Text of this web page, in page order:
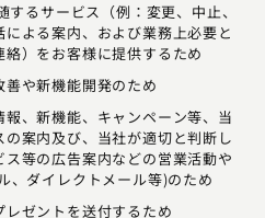
るサービス（例：変更、中止、
よる案内、および業務上必要と
）をお客様に提供するため
や新機能開発のため
、新機能、キャンペーン等、当
案内及び、当社が適切と判断し
等の広告案内などの営業活動や
、ダイレクトメール等)のため
ゼントを送付するため